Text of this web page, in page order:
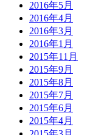
2016年5月
2016年4月
2016年3月
2016年1月
2015年11月
2015年9月
2015年8月
2015年7月
2015年6月
2015年4月